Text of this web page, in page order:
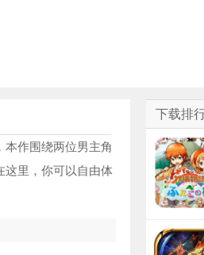
本作围绕两位男主角
这里，你可以自由体
下载排